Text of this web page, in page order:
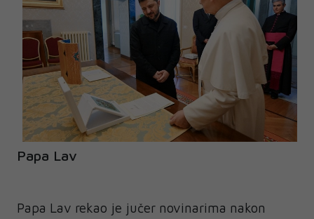
Papa Lav
Papa Lav rekao je jučer novinarima nakon